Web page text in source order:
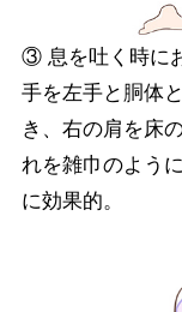
③ 息を吐く時に
手を左手と胴体
き、右の肩を床
れを雑巾のよう
に効果的。